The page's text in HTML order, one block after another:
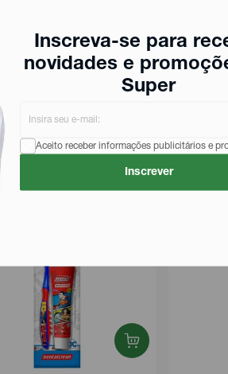
Inscreva-se para
novidades e
Super
Aceito receber informações publicitários e
Inscrever